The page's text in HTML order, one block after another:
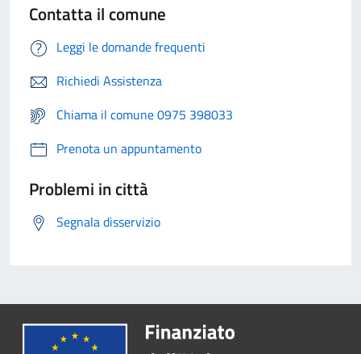
Contatta il comune
Leggi le domande frequenti
Richiedi Assistenza
Chiama il comune 0975 398033
Prenota un appuntamento
Problemi in città
Segnala disservizio